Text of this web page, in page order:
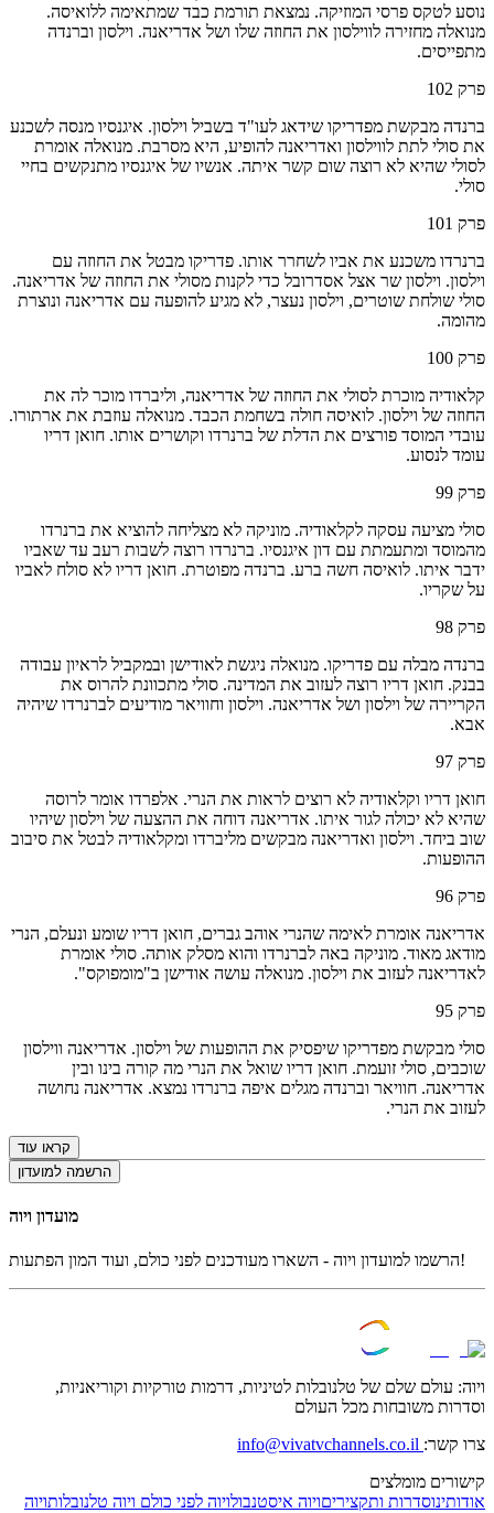
נוסע לטקס פרסי המוזיקה. נמצאת תורמת כבד שמתאימה ללואיסה.
מנואלה מחזירה לווילסון את החוזה שלו ושל אדריאנה. וילסון וברנדה
מתפייסים.
פרק 102
ברנדה מבקשת מפדריקו שידאג לעו"ד בשביל וילסון. איגנסיו מנסה לשכנע
את סולי לתת לווילסון ואדריאנה להופיע, היא מסרבת. מנואלה אומרת
לסולי שהיא לא רוצה שום קשר איתה. אנשיו של איגנסיו מתנקשים בחיי
סולי.
פרק 101
ברנרדו משכנע את אביו לשחרר אותו. פדריקו מבטל את החוזה עם
וילסון. וילסון שר אצל אסדרובל כדי לקנות מסולי את החוזה של אדריאנה.
סולי שולחת שוטרים, וילסון נעצר, לא מגיע להופעה עם אדריאנה ונוצרת
מהומה.
פרק 100
קלאודיה מוכרת לסולי את החוזה של אדריאנה, וליברדו מוכר לה את
החוזה של וילסון. לואיסה חולה בשחמת הכבד. מנואלה עוזבת את ארתורו.
עובדי המוסד פורצים את הדלת של ברנרדו וקושרים אותו. חואן דריו
עומד לנסוע.
פרק 99
סולי מציעה עסקה לקלאודיה. מוניקה לא מצליחה להוציא את ברנרדו
מהמוסד ומתעמתת עם דון איגנסיו. ברנרדו רוצה לשבות רעב עד שאביו
ידבר איתו. לואיסה חשה ברע. ברנדה מפוטרת. חואן דריו לא סולח לאביו
על שקריו.
פרק 98
ברנדה מבלה עם פדריקו. מנואלה ניגשת לאודישן ובמקביל לראיון עבודה
בבנק. חואן דריו רוצה לעזוב את המדינה. סולי מתכוונת להרוס את
הקריירה של וילסון ושל אדריאנה. וילסון וחוויאר מודיעים לברנרדו שיהיה
אבא.
פרק 97
חואן דריו וקלאודיה לא רוצים לראות את הנרי. אלפרדו אומר לרוסה
שהיא לא יכולה לגור איתו. אדריאנה דוחה את ההצעה של וילסון שיהיו
שוב ביחד. וילסון ואדריאנה מבקשים מליברדו ומקלאודיה לבטל את סיבוב
ההופעות.
פרק 96
אדריאנה אומרת לאימה שהנרי אוהב גברים, חואן דריו שומע ונעלם, הנרי
מודאג מאוד. מוניקה באה לברנרדו והוא מסלק אותה. סולי אומרת
לאדריאנה לעזוב את וילסון. מנואלה עושה אודישן ב"מומפוקס".
פרק 95
סולי מבקשת מפדריקו שיפסיק את ההופעות של וילסון. אדריאנה ווילסון
שוכבים, סולי זועמת. חואן דריו שואל את הנרי מה קורה בינו ובין
אדריאנה. חוויאר וברנדה מגלים איפה ברנרדו נמצא. אדריאנה נחושה
לעזוב את הנרי.
קראו עוד
הרשמה למועדון
מועדון ויוה
הרשמו למועדון ויוה - השארו מעודכנים לפני כולם, ועוד המון הפתעות!
ויוה: עולם שלם של טלנובלות לטיניות, דרמות טורקיות וקוריאניות,
וסדרות משובחות מכל העולם
צרו קשר:
קישורים מומלצים
אודותינוסדרות ותקציריםויוה איסטנבולויוה לפני כולם ויוה טלנובלותויוה